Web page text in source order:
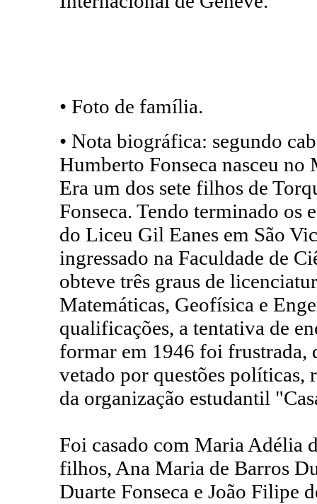
• Foto de família.
• Nota biográfica: segundo
Humberto Fonseca nasceu no
Era um dos sete filhos de
Fonseca. Tendo terminado os
do Liceu Gil Eanes em São
ingressado na Faculdade de
obteve três graus de
Matemáticas, Geofísica e
qualificações, a tentativa de
formar em 1946 foi frustrada,
vetado por questões políticas,
da organização estudantil
Foi casado com Maria Adélia
filhos, Ana Maria de Barros
Duarte Fonseca e João Filipe